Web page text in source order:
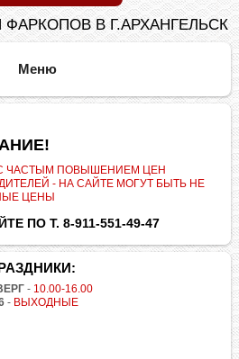
В Г.АРХАНГЕЛЬСК
ЧАСТЫМ ПОВЫШЕНИЕМ ЦЕН
- НА САЙТЕ МОГУТ БЫТЬ НЕ
ЦЕНЫ
ПО Т. 8-911-551-49-47
- 10.00-16.00
- ВЫХОДНЫЕ